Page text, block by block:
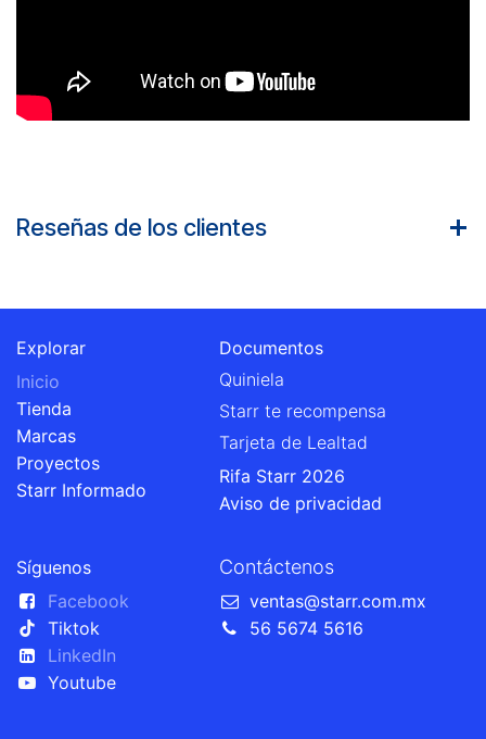
Reseñas de los clientes
Explorar
Inicio
Tienda
Marcas
Proyectos
Starr Informado
Documentos
Quiniela
Starr te recompensa
Tarjeta de Lealtad
Rifa Starr 2026
Aviso de privacidad
Síguenos
Facebook
Tiktok
LinkedIn
Youtube
Contáctenos
ventas@starr.com.mx
56 5674 5616